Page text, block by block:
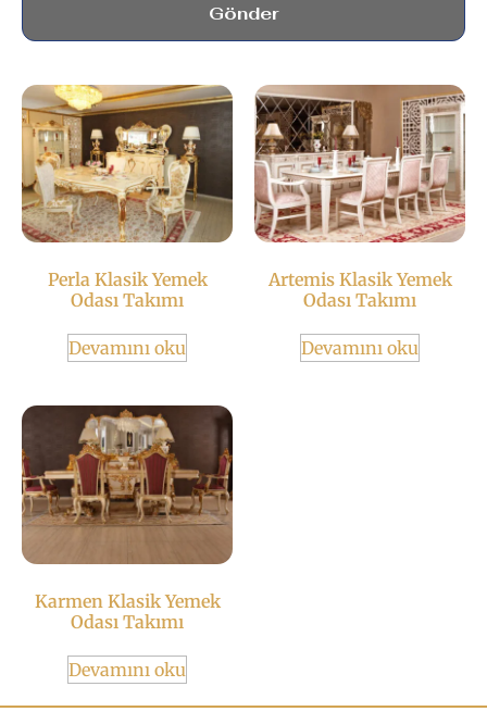
Gönder
Perla Klasik Yemek
Odası Takımı
Devamını oku
Artemis Klasik Yemek
Odası Takımı
Devamını oku
Karmen Klasik Yemek
Odası Takımı
Devamını oku